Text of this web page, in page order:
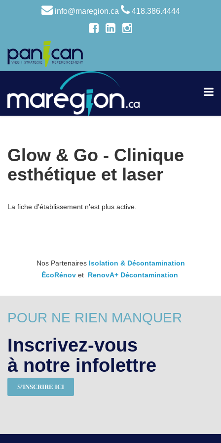
info@maregion.ca 418.386.4444
Glow & Go - Clinique
esthétique et laser
La fiche d'établissement n'est plus active.
Nos Partenaires Isolation & Décontamination
ÉcoRénovet RenovA+ Décontamination
POUR NE RIEN MANQUER
Inscrivez-vous
à notre infolettre
S’INSCRIRE ICI